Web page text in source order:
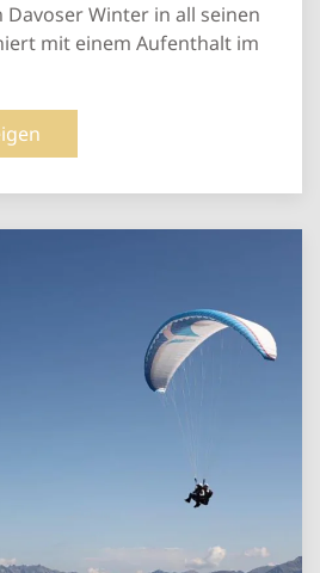
Davoser Winter in all seinen
mit einem Aufenthalt im